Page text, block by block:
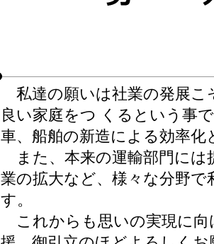
私達の願いは社業の発展
良い家庭をつ くるという事
車、船舶の新造による効率化
また、本来の運輸部門には
業の拡大など、様々な分野で
す。
これからも思いの実現に向